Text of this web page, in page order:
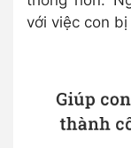
với việc con